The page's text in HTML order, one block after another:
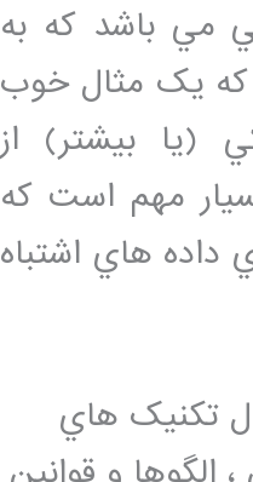
مي باشد که به
که يک مثال خوب
(يا بيشتر) از
مهم است که
داده هاي اشتباه
تکنيک هاي